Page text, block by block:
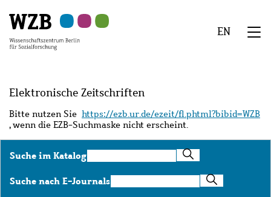
Hauptinhalt
springen
Navigation
springen
Suche
springen
Sekundärnavigation
springen
Fußzeile
springen
EN
Elektronische Zeitschriften
Bitte nutzen Sie https://ezb.ur.de/ezeit/fl.phtml?bibid=WZB
, wenn die EZB-Suchmaske nicht erscheint.
Suche im KatalogSuche
im
Katalog
Suche nach E-JournalsSuche
nach